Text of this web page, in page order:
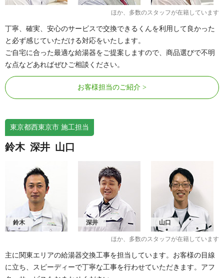
ほか、多数のスタッフが在籍しています
丁寧、確実、安心のサービスで交換できるくんを利用して良かった
と必ず感じていただける対応をいたします。
ご自宅に合った最適な給湯器をご提案しますので、商品選びで不明
な点などあればぜひご相談ください。
お客様担当のご紹介
東京都西東京市 施工担当
鈴木 深井 山口
鈴木 深井 山口
ほか、多数のスタッフが在籍しています
主に関東エリアの給湯器交換工事を担当しています。お客様の目線
に立ち、スピーディーで丁寧な工事を行わせていただきます。アフ